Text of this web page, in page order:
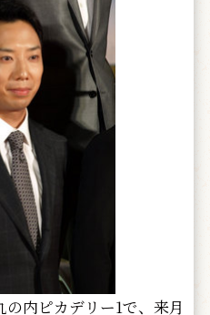
内ピカデリー1で、来月